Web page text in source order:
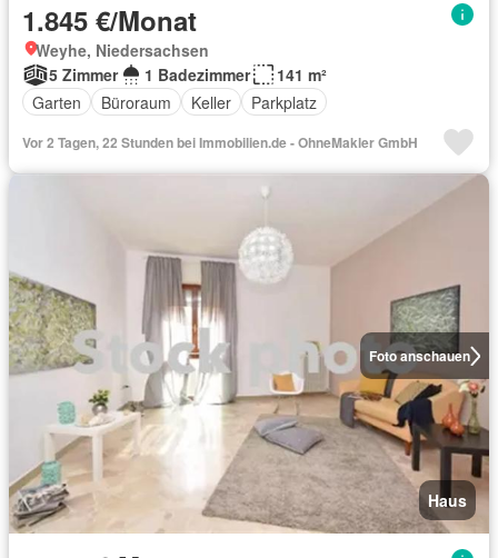
1.845 €/Monat
Weyhe, Niedersachsen
5 Zimmer
1 Badezimmer
141 m²
Garten
Büroraum Keller Parkplatz
Vor 2 Tagen, 22 Stunden bei Immobilien.de - OhneMakler GmbH
Foto anschauen
Haus